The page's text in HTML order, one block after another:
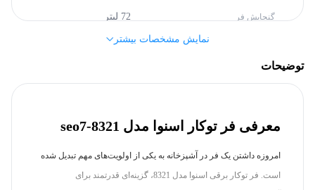
گنجایش فر 72 لیتر
نوع فر
استیل
نمایش مشخصات بیشتر
توضیحات
معرفی فر توکار اسنوا مدل seo7-8321
امروزه داشتن یک فر در آشپزخانه به یکی از اولویت‌های مهم تبدیل شده
است. فر توکار برقی اسنوا مدل 8321، گزینه‌ای قدرتمند برای